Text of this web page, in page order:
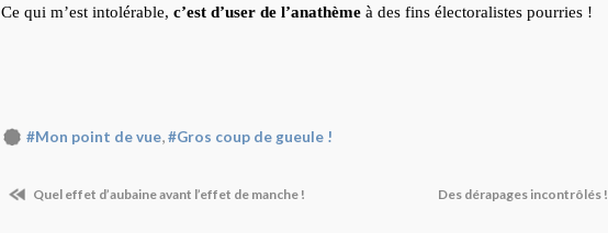
Ce qui m’est intolérable, c’est d’user de l’anathème à des fins électoralistes pourries !
#Mon point de vue,#Gros coup de gueule !
Quel effet d’aubaine avant l’effet de manche ! Des dérapages incontrôlés !